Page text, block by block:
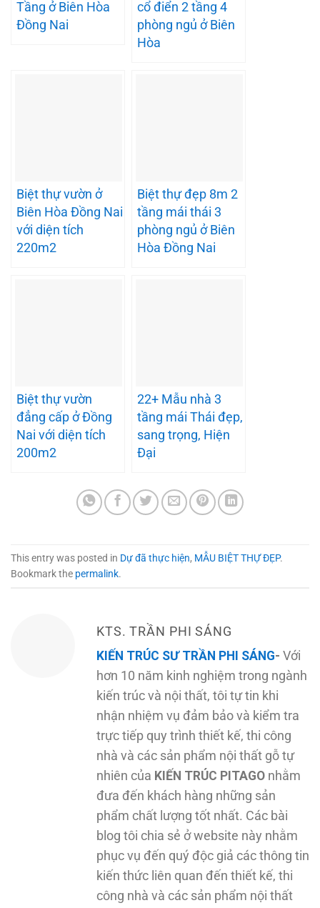
Tầng ở Biên Hòa
Đồng Nai
cổ điển 2 tầng 4
phòng ngủ ở Biên
Hòa
Biệt thự vườn ở
Biên Hòa Đồng Nai
với diện tích
220m2
Biệt thự đẹp 8m 2
tầng mái thái 3
phòng ngủ ở Biên
Hòa Đồng Nai
Biệt thự vườn
đẳng cấp ở Đồng
Nai với diện tích
200m2
22+ Mẫu nhà 3
tầng mái Thái đẹp,
sang trọng, Hiện
Đại
This entry was posted in Dự đã thực hiện, MẪU BIỆT THỰ ĐẸP.
Bookmark the permalink.
KTS. TRẦN PHI SÁNG
KIẾN TRÚC SƯ TRẦN PHI SÁNG- Với
hơn 10 năm kinh nghiệm trong ngành
kiến trúc và nội thất, tôi tự tin khi
nhận nhiệm vụ đảm bảo và kiểm tra
trực tiếp quy trình thiết kế, thi công
nhà và các sản phẩm nội thất gỗ tự
nhiên của KIẾN TRÚC PITAGO nhằm
đưa đến khách hàng những sản
phẩm chất lượng tốt nhất. Các bài
blog tôi chia sẻ ở website này nhằm
phục vụ đến quý độc giả các thông tin
kiến thức liên quan đến thiết kế, thi
công nhà và các sản phẩm nội thất